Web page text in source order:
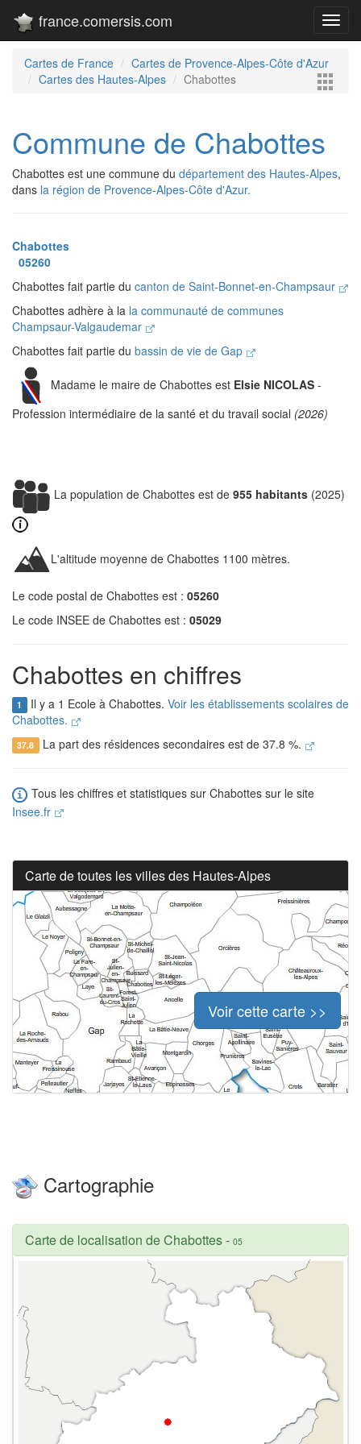
france.comersis.com
Cartes de France
Cartes de Provence-Alpes-Côte d'Azur
Cartes des Hautes-Alpes
Chabottes
Commune de Chabottes
Chabottes est une commune du département des Hautes-Alpes,
dans la région de Provence-Alpes-Côte d'Azur.
Chabottes
05260
Chabottes fait partie du canton de Saint-Bonnet-en-Champsaur
Chabottes adhère à la la communauté de communes
Champsaur-Valgaudemar
Chabottes fait partie du bassin de vie de Gap
Madame le maire de Chabottes est Elsie NICOLAS -
Profession intermédiaire de la santé et du travail social (2026)
La population de Chabottes est de 955 habitants (2025)
L'altitude moyenne de Chabottes 1100 mètres.
Le code postal de Chabottes est : 05260
Le code INSEE de Chabottes est : 05029
Chabottes en chiffres
1 Il y a 1 Ecole à Chabottes. Voir les établissements scolaires de
Chabottes.
37.8 La part des résidences secondaires est de 37.8 %.
Tous les chiffres et statistiques sur Chabottes sur le site
Insee.fr
Carte de toutes les villes des Hautes-Alpes
Voir cette carte >>
Cartographie
Carte de localisation de Chabottes- 05